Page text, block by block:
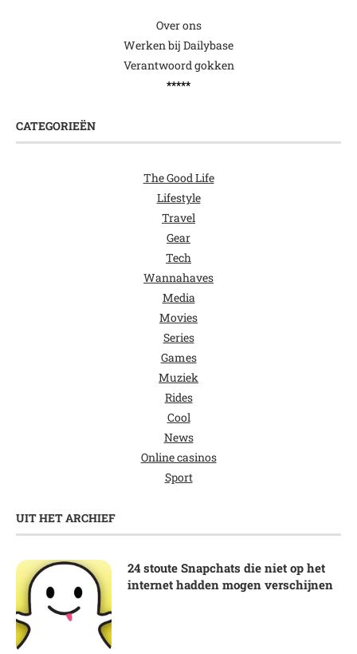
Over ons
Werken bij Dailybase
Verantwoord gokken
*****
CATEGORIEËN
The Good Life
Lifestyle
Travel
Gear
Tech
Wannahaves
Media
Movies
Series
Games
Muziek
Rides
Cool
News
Online casinos
Sport
UIT HET ARCHIEF
24 stoute Snapchats die niet op het
internet hadden mogen verschijnen